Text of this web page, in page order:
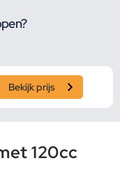
Bekijk prijs
120cc